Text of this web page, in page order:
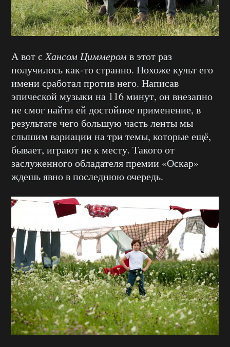
А вот сХансом Циммеромв этот раз
получилось как-то странно. Похоже культ его
имени сработал против него. Написав
эпической музыки на 116 минут, он внезапно
не смог найти ей достойное применение, в
результате чего большую часть ленты мы
слышим вариации на три темы, которые ещё,
бывает, играют не к месту. Такого от
заслуженного обладателя премии «Оскар»
ждешь явно в последнюю очередь.